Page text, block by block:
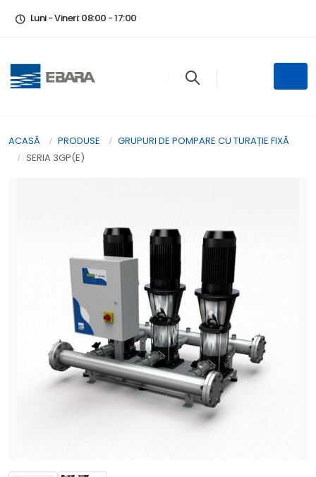
Luni - Vineri: 08:00 - 17:00
ACASĂ PRODUSE
GRUPURI DE POMPARE CU TURAȚIE FIXĂ
SERIA 3GP(E)